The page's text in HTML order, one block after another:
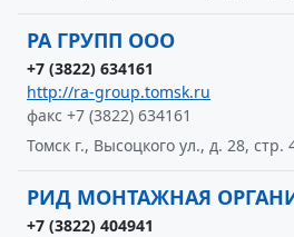
РА ГРУПП ООО
+7 (3822) 634161
http://ra-group.tomsk.ru
факс +7 (3822) 634161
Томск г., Высоцкого ул., д. 28, стр.
РИД МОНТАЖНАЯ
+7 (3822) 404941